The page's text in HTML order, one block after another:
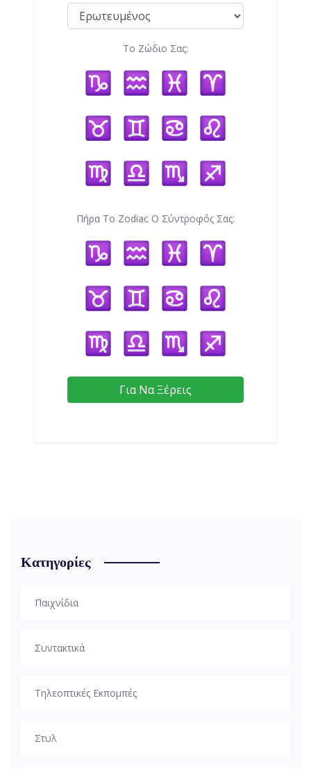
Το Ζώδιο Σας:
Πήρα Το Zodiac Ο Σύντροφός Σας:
Για Να Ξέρεις
Κατηγορίες
Παιχνίδια
Συντακτικά
Τηλεοπτικές Εκπομπές
Στυλ